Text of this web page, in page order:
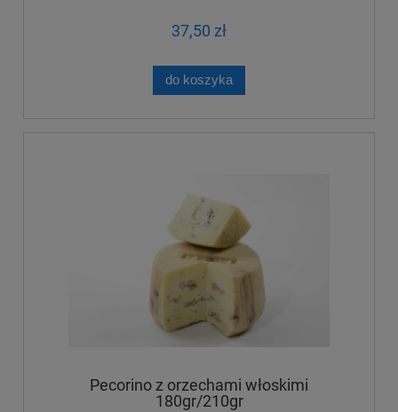
37,50 zł
do koszyka
Pecorino z orzechami włoskimi
180gr/210gr